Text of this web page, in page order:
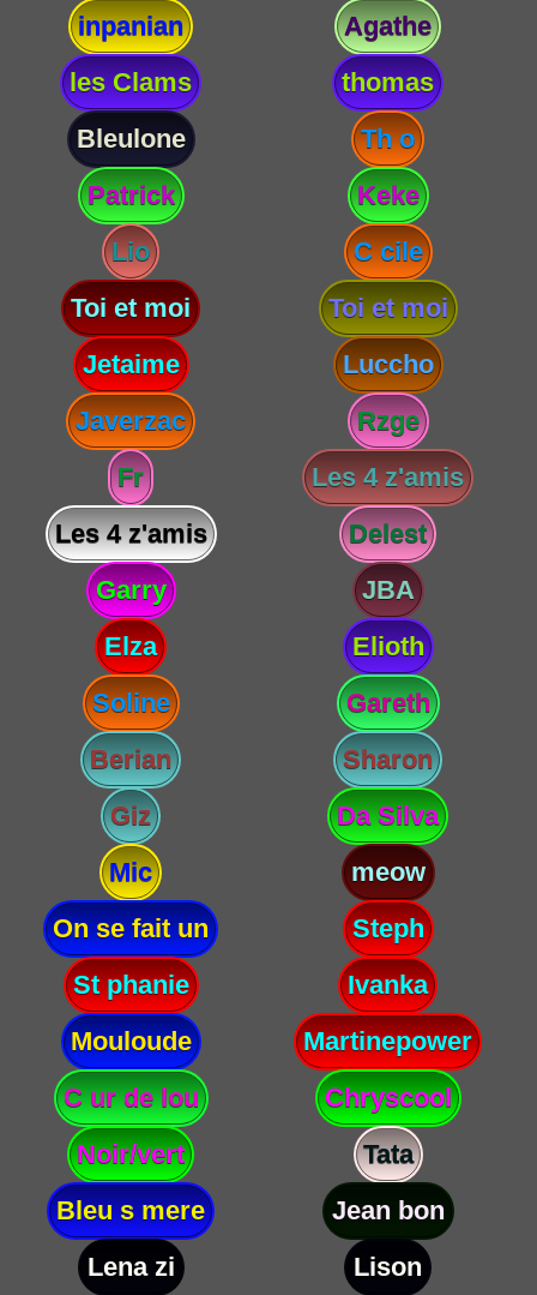
inpanian
Agathe
les Clams
thomas
Bleulone
Th o
Patrick
Keke
Lio
C cile
Toi et moi
Toi et moi
Jetaime
Luccho
Javerzac
Rzge
Fr
Les 4 z'amis
Les 4 z'amis
Delest
Garry
JBA
Elza
Elioth
Soline
Gareth
Berian
Sharon
Giz
Da Silva
Mic
meow
On se fait un
Steph
St phanie
Ivanka
Mouloude
Martinepower
C ur de lou
Chryscool
Noir/vert
Tata
Bleu s mere
Jean bon
Lena zi
Lison